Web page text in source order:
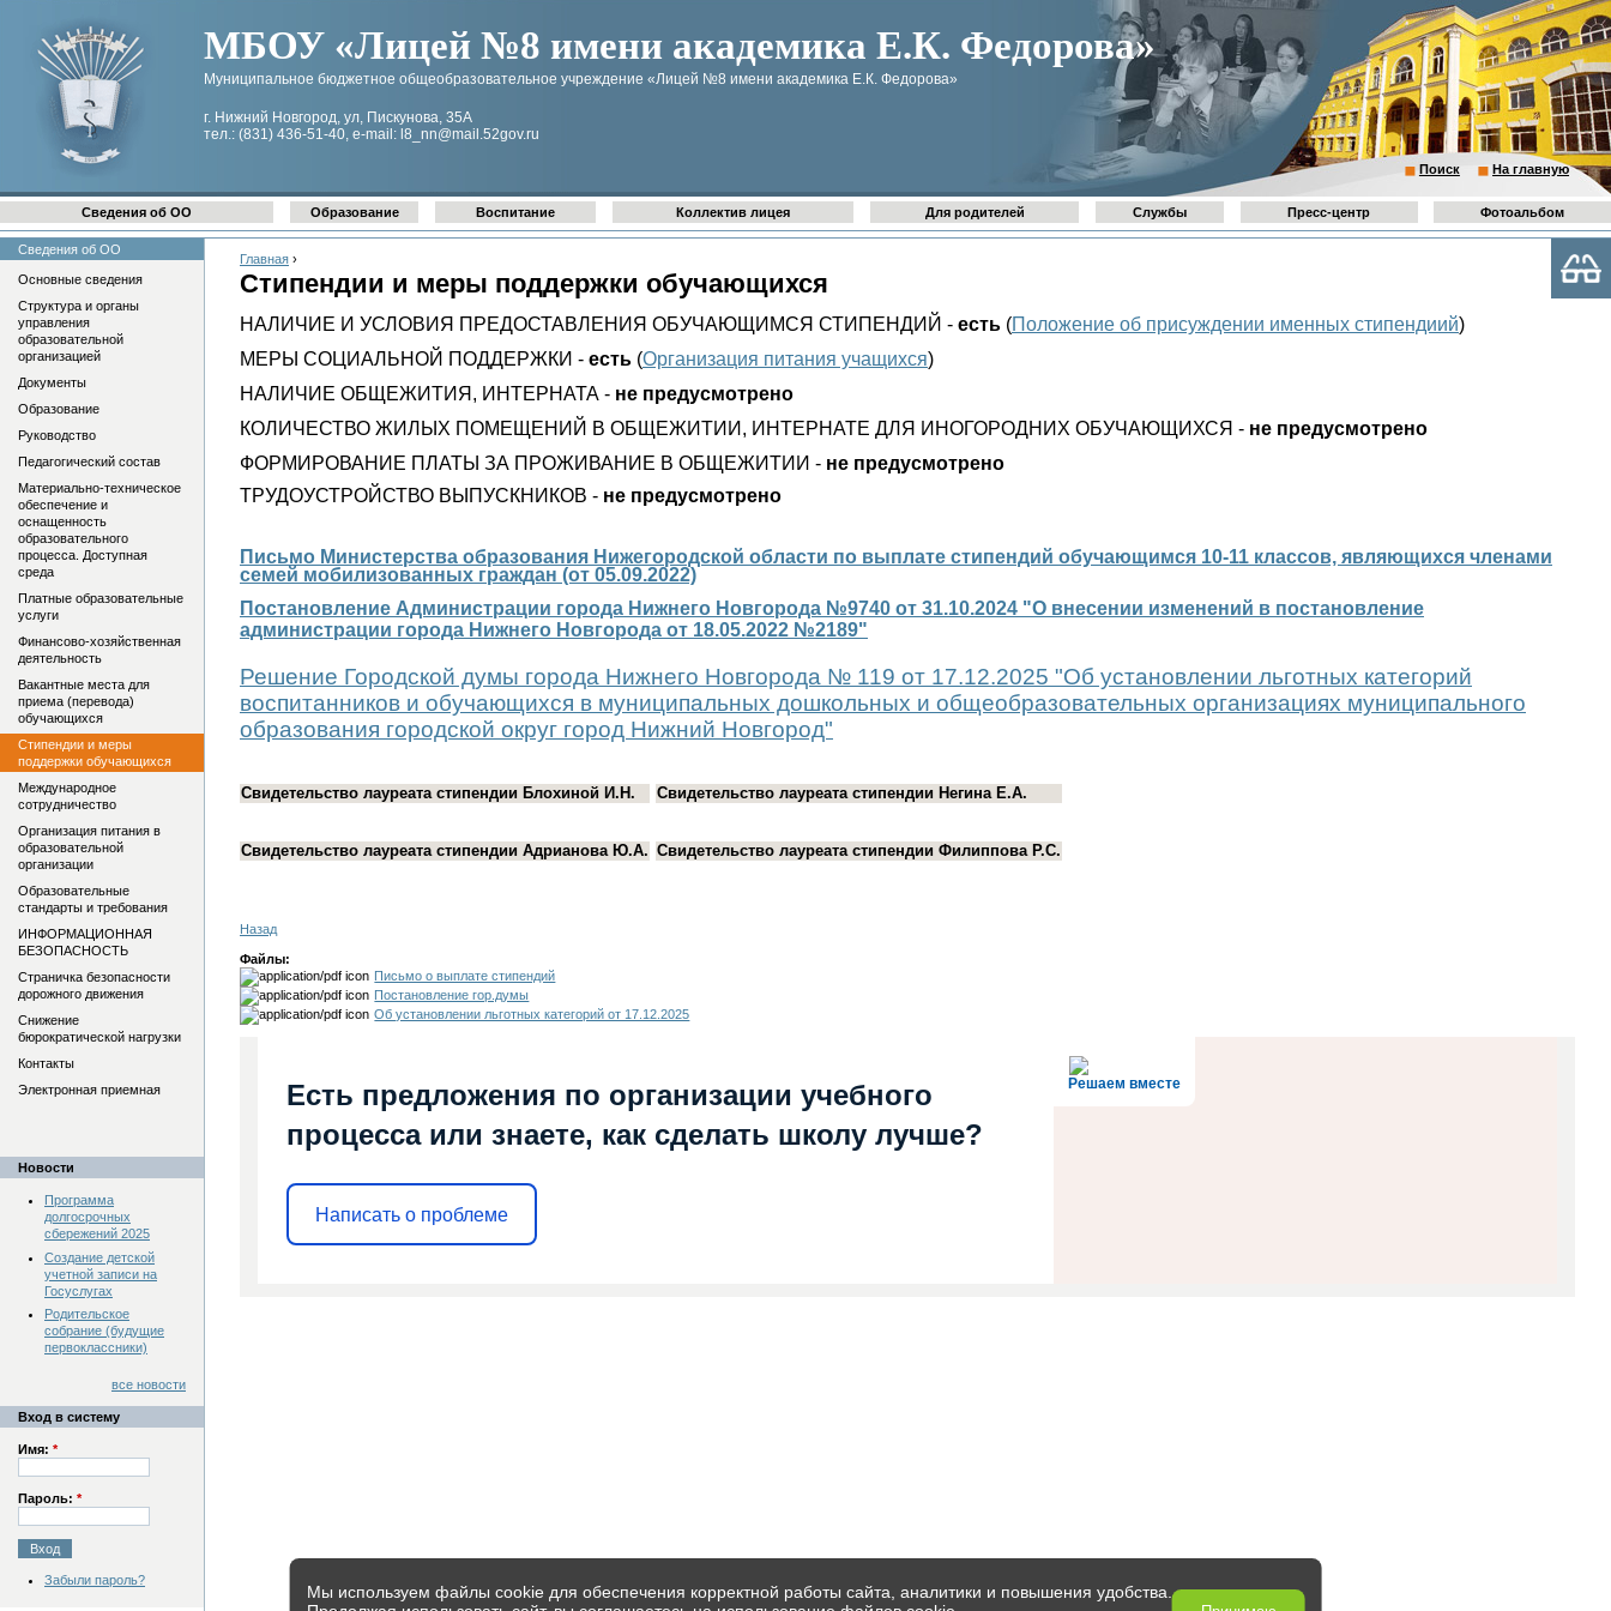
МБОУ «Лицей №8 имени академика Е.К. Федорова»
Муниципальное бюджетное общеобразовательное учреждение «Лицей №8 имени академика Е.К. Федорова»
г. Нижний Новгород, ул, Пискунова, 35А
тел.: (831) 436-51-40, e-mail: l8_nn@mail.52gov.ru
Поиск На главную
Главная ›
Стипендии и меры поддержки обучающихся
НАЛИЧИЕ И УСЛОВИЯ ПРЕДОСТАВЛЕНИЯ ОБУЧАЮЩИМСЯ СТИПЕНДИЙ - есть (Положение об присуждении именных стипендиий)
МЕРЫ СОЦИАЛЬНОЙ ПОДДЕРЖКИ - есть (Организация питания учащихся)
НАЛИЧИЕ ОБЩЕЖИТИЯ, ИНТЕРНАТА - не предусмотрено
КОЛИЧЕСТВО ЖИЛЫХ ПОМЕЩЕНИЙ В ОБЩЕЖИТИИ, ИНТЕРНАТЕ ДЛЯ ИНОГОРОДНИХ ОБУЧАЮЩИХСЯ - не предусмотрено
ФОРМИРОВАНИЕ ПЛАТЫ ЗА ПРОЖИВАНИЕ В ОБЩЕЖИТИИ - не предусмотрено
ТРУДОУСТРОЙСТВО ВЫПУСКНИКОВ - не предусмотрено
Письмо Министерства образования Нижегородской области по выплате стипендий обучающимся 10-11 классов, являющихся членами
семей мобилизованных граждан (от 05.09.2022)
Постановление Администрации города Нижнего Новгорода №9740 от 31.10.2024 "О внесении изменений в постановление
администрации города Нижнего Новгорода от 18.05.2022 №2189"
Решение Городской думы города Нижнего Новгорода № 119 от 17.12.2025 "Об установлении льготных категорий
воспитанников и обучающихся в муниципальных дошкольных и общеобразовательных организациях муниципального
образования городской округ город Нижний Новгород"
Свидетельство лауреата стипендии Блохиной И.Н. Свидетельство лауреата стипендии Негина Е.А.
Свидетельство лауреата стипендии Адрианова Ю.А. Свидетельство лауреата стипендии Филиппова Р.С.
Назад
Файлы:
Письмо о выплате стипендий
Постановление гор.думы
Об установлении льготных категорий от 17.12.2025
Решаем вместе
Есть предложения по организации учебного
процесса или знаете, как сделать школу лучше?
Написать о проблеме
Сведения об ОО Образование Воспитание Коллектив лицея Для родителей Службы Пресс-центр Фотоальбом
Сведения об ОО
Основные сведения
Структура и органы
управления
образовательной
организацией
Документы
Образование
Руководство
Педагогический состав
Материально-техническое
обеспечение и
оснащенность
образовательного
процесса. Доступная
среда
Платные образовательные
услуги
Финансово-хозяйственная
деятельность
Вакантные места для
приема (перевода)
обучающихся
Стипендии и меры
поддержки обучающихся
Международное
сотрудничество
Организация питания в
образовательной
организации
Образовательные
стандарты и требования
ИНФОРМАЦИОННАЯ
БЕЗОПАСНОСТЬ
Страничка безопасности
дорожного движения
Снижение
бюрократической нагрузки
Контакты
Электронная приемная
Новости
Программа
долгосрочных
сбережений 2025
Создание детской
учетной записи на
Госуслугах
Родительское
собрание (будущие
первоклассники)
все новости
Вход в систему
Имя: *
Пароль: *
Забыли пароль?
Мы используем файлы cookie для обеспечения корректной работы сайта, аналитики и повышения удобства.